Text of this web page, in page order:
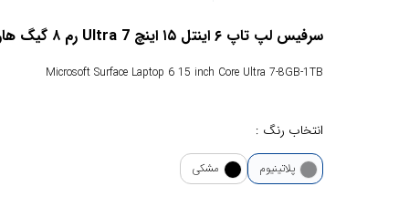
سرفیس لپ تاپ ۶ اینتل ۱۵ اینچ Ultra 7 رم ۸ گیگ هارد ۱ ترابایت SSD مایکروسافت
Microsoft Surface Laptop 6 15 inch Core Ultra 7-8GB-1TB
انتخاب رنگ :
پلاتینیوم مشکی